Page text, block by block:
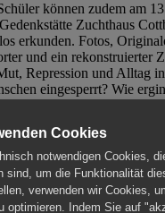
können zudem am
Zuchthaus
erkunden. Fotos,
und ein rekonstruierter
Repression und Alltag
eingesperrt? Wie
Der Besuch erfolgt
Cottbus.
/ ermäßigt 5€).
Cookies
notwendigen Cookies,
sind, um die Funktionalität
verwenden wir Cookies,
optimieren. Indem Sie auf